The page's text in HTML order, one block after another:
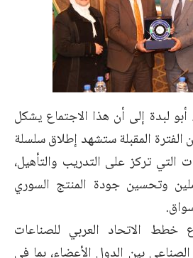
لبدة إلى أن هذا الاجتماع يشكل
المقبلة ستشهد إطلاق سلسلة
التي تركز على التدريب والتأهيل،
وتحسين جودة المنتج السوري
خطط الاتحاد العربي للصناعات